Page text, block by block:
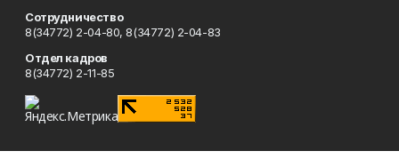
Сотрудничество
8(34772) 2-04-80, 8(34772) 2-04-83
Отдел кадров
8(34772) 2-11-85